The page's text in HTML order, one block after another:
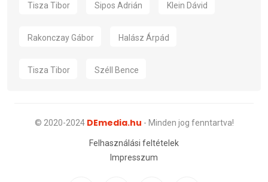
Tisza Tibor Sipos Adrián Klein Dávid
Rakonczay Gábor Halász Árpád
Tisza Tibor Széll Bence
© 2020-2024 DEmedia.hu - Minden jog fenntartva!
Felhasználási feltételek
Impresszum